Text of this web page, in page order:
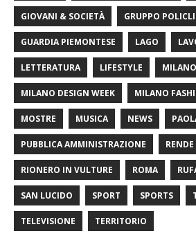
GIOVANI & SOCIETÀ GRUPPO
GUARDIA PIEMONTESE LAGO
LETTERATURA LIFESTYLE MILANO
MILANO DESIGN WEEK MILANO
MOSTRE MUSICA NEWS
PUBBLICA AMMINISTRAZIONE RENDE
RIONERO IN VULTURE ROMA
SAN LUCIDO SPORT SPORTS
TELEVISIONE TERRITORIO